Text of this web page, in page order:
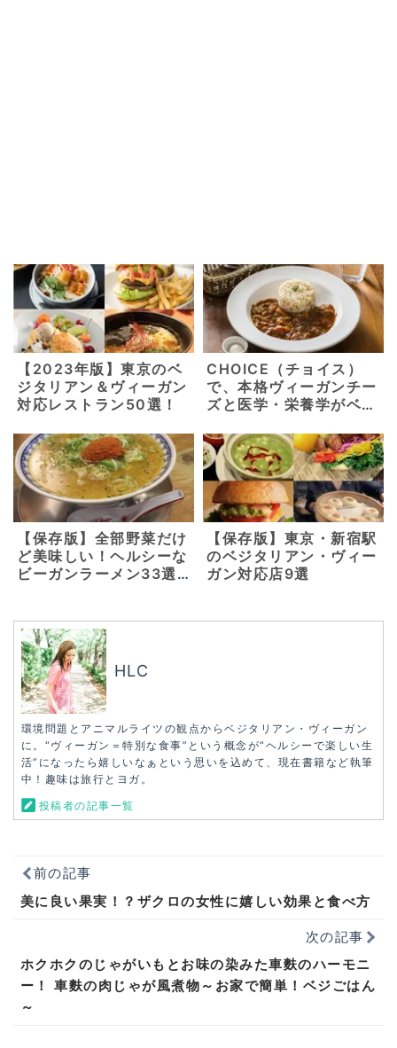
【2023年版】東京のベ
ジタリアン＆ヴィーガン
対応レストラン50選！
CHOICE（チョイス）
で、本格ヴィーガンチー
ズと医学・栄養学がベー
ン・グルテンフリーメニ
ューを。【京都 東山・
三条】
【保存版】全部野菜だけ
ど美味しい！ヘルシーな
ビーガンラーメン33選
【保存版】東京・新宿駅
のベジタリアン・ヴィー
ガン対応店9選
HLC
環境問題とアニマルライツの観点からベジタリアン・ヴィーガン
に。“ヴィーガン＝特別な食事”という概念が“ヘルシーで楽しい生
活”になったら嬉しいなぁという思いを込めて、現在書籍など執筆
中！趣味は旅行とヨガ。
投稿者の記事一覧
前の記事
美に良い果実！？ザクロの女性に嬉しい効果と食べ方
次の記事
ホクホクのじゃがいもとお味の染みた車麩のハーモニ
ー！ 車麩の肉じゃが風煮物～お家で簡単！ベジごはん
～